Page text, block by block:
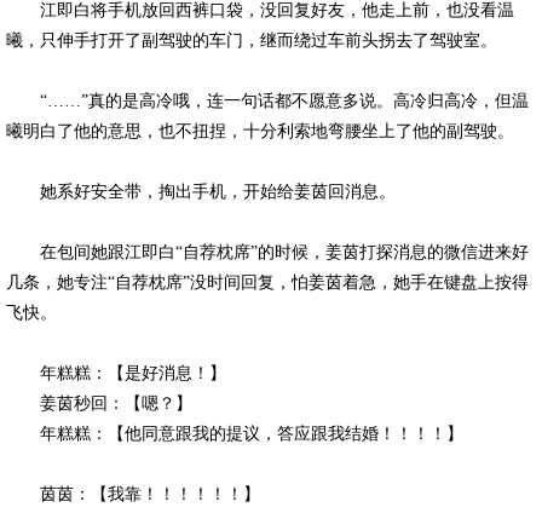
江即白将手机放回西裤口袋，没回复好友，他走上前，也没看温
曦，只伸手打开了副驾驶的车门，继而绕过车前头拐去了驾驶室。
“……”真的是高冷哦，连一句话都不愿意多说。高冷归高冷，但温
曦明白了他的意思，也不扭捏，十分利索地弯腰坐上了他的副驾驶。
她系好安全带，掏出手机，开始给姜茵回消息。
在包间她跟江即白“自荐枕席”的时候，姜茵打探消息的微信进来好
几条，她专注“自荐枕席”没时间回复，怕姜茵着急，她手在键盘上按得
飞快。
年糕糕：【是好消息！】
姜茵秒回：【嗯？】
年糕糕：【他同意跟我的提议，答应跟我结婚！！！！】
茵茵：【我靠！！！！！！】